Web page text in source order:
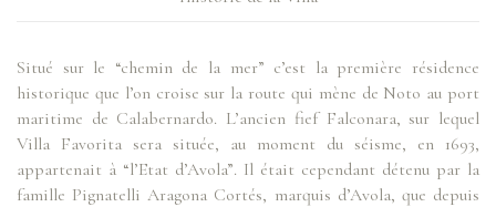
Situé sur le “chemin de la mer” c’est la première résidence
historique que l’on croise sur la route qui mène de Noto au port
maritime de Calabernardo. L’ancien fief Falconara, sur lequel
Villa Favorita sera située, au moment du séisme, en 1693,
appartenait à “l’Etat d’Avola”. Il était cependant détenu par la
famille Pignatelli Aragona Cortés, marquis d’Avola, que depuis